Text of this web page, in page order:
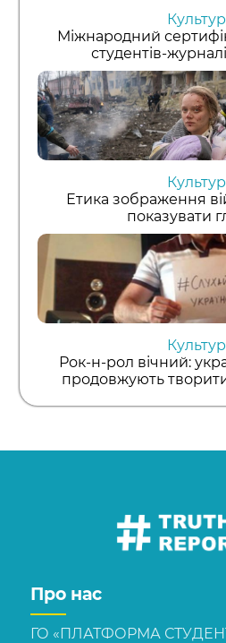
Міжнародний
студентів-
Етика зображення
показувати
Рок-н-рол вічний:
продовжують
Про нас
ГО «ПЛАТФОРМА